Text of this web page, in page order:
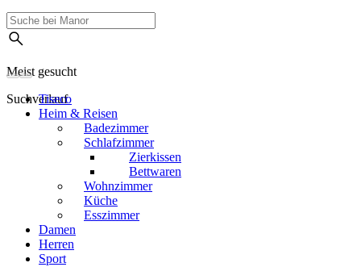
Meist gesucht
Suchverlauf
Tiseco
Heim & Reisen
Badezimmer
Schlafzimmer
Zierkissen
Bettwaren
Wohnzimmer
Küche
Esszimmer
Damen
Herren
Sport